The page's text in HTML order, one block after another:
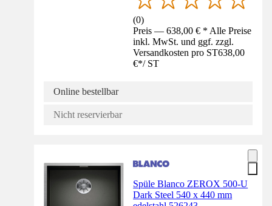
(0)
Preis — 638,00 € * Alle Preise
inkl. MwSt. und ggf. zzgl.
Versandkosten pro ST638,00
€*/ ST
Online bestellbar
Nicht reservierbar
Spüle Blanco ZEROX 500-U
Dark Steel 540 x 440 mm